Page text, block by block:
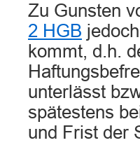
Zu Gunsten
2 HGB
kommt, d.h.
unterlässt
spätestens
und Frist der